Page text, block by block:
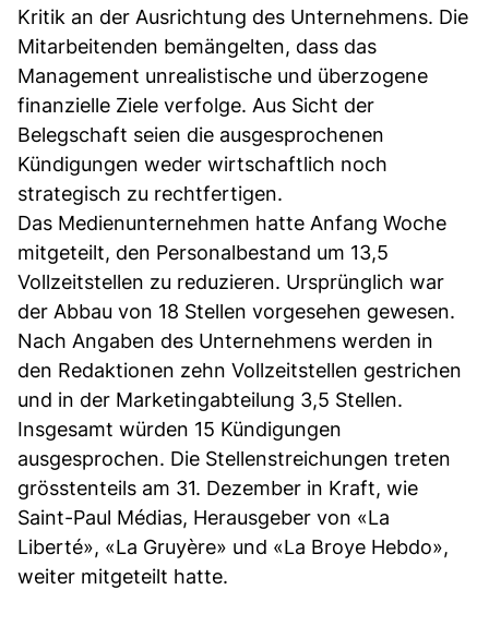
Kritik an der Ausrichtung des Unternehmens. Die
Mitarbeitenden bemängelten, dass das
Management unrealistische und überzogene
finanzielle Ziele verfolge. Aus Sicht der
Belegschaft seien die ausgesprochenen
Kündigungen weder wirtschaftlich noch
strategisch zu rechtfertigen.
Das Medienunternehmen hatte Anfang Woche
mitgeteilt, den Personalbestand um 13,5
Vollzeitstellen zu reduzieren. Ursprünglich war
der Abbau von 18 Stellen vorgesehen gewesen.
Nach Angaben des Unternehmens werden in
den Redaktionen zehn Vollzeitstellen gestrichen
und in der Marketingabteilung 3,5 Stellen.
Insgesamt würden 15 Kündigungen
ausgesprochen. Die Stellenstreichungen treten
grösstenteils am 31. Dezember in Kraft, wie
Saint-Paul Médias, Herausgeber von «La
Liberté», «La Gruyère» und «La Broye Hebdo»,
weiter mitgeteilt hatte.